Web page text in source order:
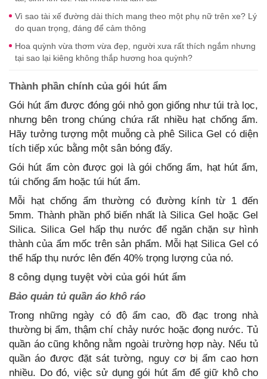
Vì sao tài xế đường dài thích mang theo một phụ nữ trên xe? Lý
do quan trọng, đáng để cảm thông
Hoa quỳnh vừa thơm vừa đẹp, người xưa rất thích ngắm nhưng
tại sao lại kiêng không thắp hương hoa quỳnh?
Thành phần chính của gói hút ẩm
Gói hút ẩm được đóng gói nhỏ gọn giống như túi trà lọc,
nhưng bên trong chúng chứa rất nhiều hạt chống ẩm.
Hãy tưởng tượng một muỗng cà phê Silica Gel có diện
tích tiếp xúc bằng một sân bóng đấy.
Gói hút ẩm còn được gọi là gói chống ẩm, hạt hút ẩm,
túi chống ẩm hoặc túi hút ẩm.
Mỗi hạt chống ẩm thường có đường kính từ 1 đến
5mm. Thành phần phổ biến nhất là Silica Gel hoặc Gel
Silica. Silica Gel hấp thụ nước để ngăn chặn sự hình
thành của ẩm mốc trên sản phẩm. Mỗi hạt Silica Gel có
thể hấp thụ nước lên đến 40% trọng lượng của nó.
8 công dụng tuyệt vời của gói hút ẩm
Bảo quản tủ quần áo khô ráo
Trong những ngày có độ ẩm cao, đồ đạc trong nhà
thường bị ẩm, thậm chí chảy nước hoặc đọng nước. Tủ
quần áo cũng không nằm ngoài trường hợp này. Nếu tủ
quần áo được đặt sát tường, nguy cơ bị ẩm cao hơn
nhiều. Do đó, việc sử dụng gói hút ẩm để giữ khô cho